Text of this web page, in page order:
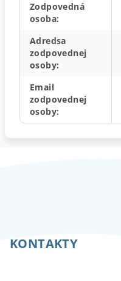
Zodpovedná
osoba:
Adredsa
zodpovednej
osoby:
Email
zodpovednej
osoby:
KONTAKTY